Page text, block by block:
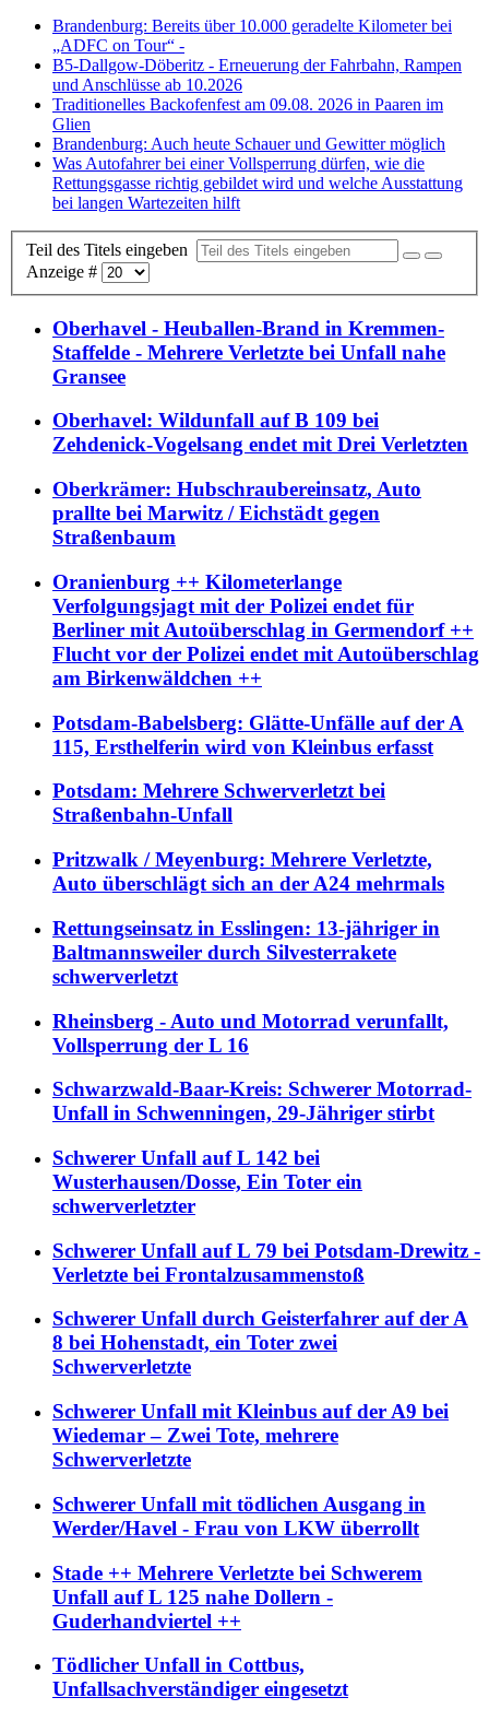
Brandenburg: Bereits über 10.000 geradelte Kilometer bei
„ADFC on Tour“ -
B5-Dallgow-Döberitz - Erneuerung der Fahrbahn, Rampen
und Anschlüsse ab 10.2026
Traditionelles Backofenfest am 09.08. 2026 in Paaren im
Glien
Brandenburg: Auch heute Schauer und Gewitter möglich
Was Autofahrer bei einer Vollsperrung dürfen, wie die
Rettungsgasse richtig gebildet wird und welche Ausstattung
bei langen Wartezeiten hilft
Teil des Titels eingeben
Anzeige #
Oberhavel - Heuballen-Brand in Kremmen-
Staffelde - Mehrere Verletzte bei Unfall nahe
Gransee
Oberhavel: Wildunfall auf B 109 bei
Zehdenick-Vogelsang endet mit Drei Verletzten
Oberkrämer: Hubschraubereinsatz, Auto
prallte bei Marwitz / Eichstädt gegen
Straßenbaum
Oranienburg ++ Kilometerlange
Verfolgungsjagt mit der Polizei endet für
Berliner mit Autoüberschlag in Germendorf ++
Flucht vor der Polizei endet mit Autoüberschlag
am Birkenwäldchen ++
Potsdam-Babelsberg: Glätte-Unfälle auf der A
115, Ersthelferin wird von Kleinbus erfasst
Potsdam: Mehrere Schwerverletzt bei
Straßenbahn-Unfall
Pritzwalk / Meyenburg: Mehrere Verletzte,
Auto überschlägt sich an der A24 mehrmals
Rettungseinsatz in Esslingen: 13-jähriger in
Baltmannsweiler durch Silvesterrakete
schwerverletzt
Rheinsberg - Auto und Motorrad verunfallt,
Vollsperrung der L 16
Schwarzwald-Baar-Kreis: Schwerer Motorrad-
Unfall in Schwenningen, 29-Jähriger stirbt
Schwerer Unfall auf L 142 bei
Wusterhausen/Dosse, Ein Toter ein
schwerverletzter
Schwerer Unfall auf L 79 bei Potsdam-Drewitz -
Verletzte bei Frontalzusammenstoß
Schwerer Unfall durch Geisterfahrer auf der A
8 bei Hohenstadt, ein Toter zwei
Schwerverletzte
Schwerer Unfall mit Kleinbus auf der A9 bei
Wiedemar – Zwei Tote, mehrere
Schwerverletzte
Schwerer Unfall mit tödlichen Ausgang in
Werder/Havel - Frau von LKW überrollt
Stade ++ Mehrere Verletzte bei Schwerem
Unfall auf L 125 nahe Dollern -
Guderhandviertel ++
Tödlicher Unfall in Cottbus,
Unfallsachverständiger eingesetzt